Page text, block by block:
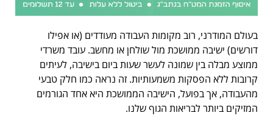
בעולם המודרני, רוב מקומות העבודה מעודדים (או אפילו
דורשים) ישיבה ממושכת מול שולחן או מחשב. עובד משרדי
ממוצע מבלה בין שמונה לעשר שעות ביום בישיבה, לעיתים
קרובות ללא הפסקות משמעותיות. זה נראה כמו חלק טבעי
מהעבודה, אך בפועל, הישיבה הממושכת היא אחד הגורמים
המזיקים ביותר לבריאות הגוף שלנו.